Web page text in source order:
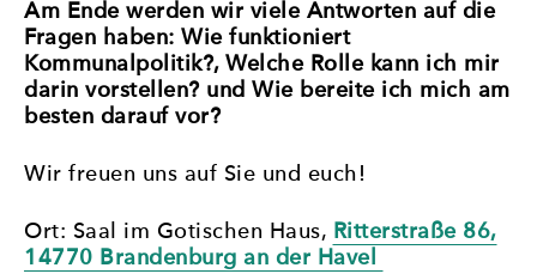
Am Ende werden wir viele Antworten auf die
Fragen haben: Wie funktioniert
Kommunalpolitik?, Welche Rolle kann ich mir
darin vorstellen? und Wie bereite ich mich am
besten darauf vor?
Wir freuen uns auf Sie und euch!
Ort: Saal im Gotischen Haus, Ritterstraße 86,
14770 Brandenburg an der Havel